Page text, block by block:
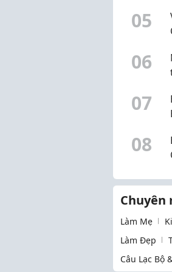
05
06
07
08
Chuyên
Làm Mẹ
Làm Đẹp
Câu Lạc Bộ